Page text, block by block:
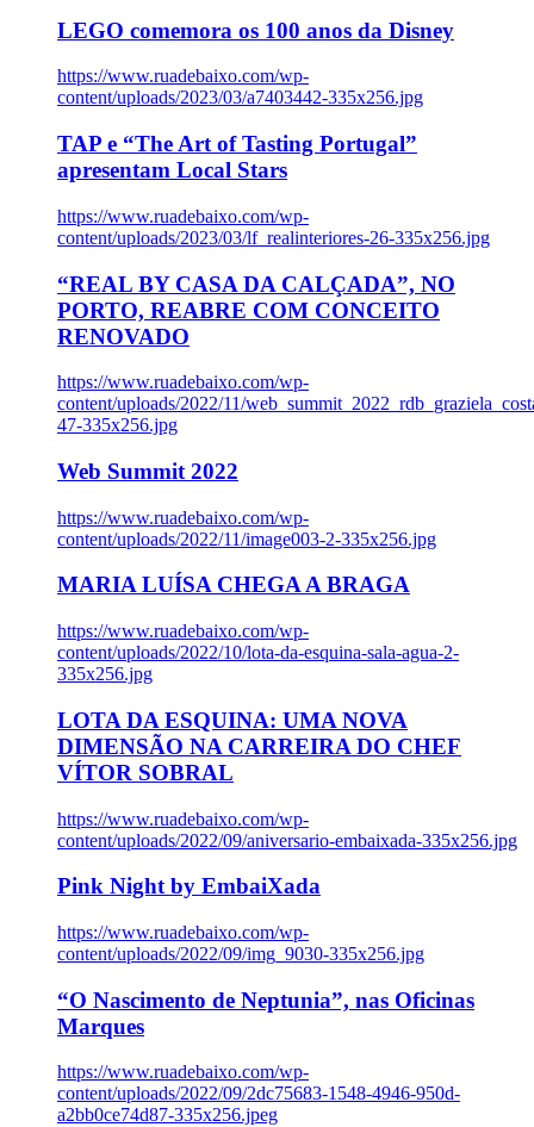
LEGO comemora os 100 anos da Disney
https://www.ruadebaixo.com/wp-
content/uploads/2023/03/a7403442-335x256.jpg
TAP e “The Art of Tasting Portugal”
apresentam Local Stars
https://www.ruadebaixo.com/wp-
content/uploads/2023/03/lf_realinteriores-26-335x256.jpg
“REAL BY CASA DA CALÇADA”, NO
PORTO, REABRE COM CONCEITO
RENOVADO
https://www.ruadebaixo.com/wp-
content/uploads/2022/11/
47-335x256.jpg
Web Summit 2022
https://www.ruadebaixo.com/wp-
content/uploads/2022/11/image003-2-335x256.jpg
MARIA LUÍSA CHEGA A BRAGA
https://www.ruadebaixo.com/wp-
content/uploads/2022/10/lota-da-esquina-sala-agua-2-
335x256.jpg
LOTA DA ESQUINA: UMA NOVA
DIMENSÃO NA CARREIRA DO CHEF
VÍTOR SOBRAL
https://www.ruadebaixo.com/wp-
content/uploads/2022/09/aniversario-embaixada-335x256.jpg
Pink Night by EmbaiXada
https://www.ruadebaixo.com/wp-
content/uploads/2022/09/img_9030-335x256.jpg
“O Nascimento de Neptunia”, nas Oficinas
Marques
https://www.ruadebaixo.com/wp-
content/uploads/2022/09/2dc75683-1548-4946-950d-
a2bb0ce74d87-335x256.jpeg